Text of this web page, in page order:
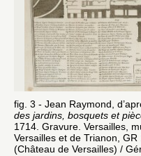
fig. 3 - Jean Raymond,
des jardins, bosquets et
1714. Gravure. Versailles,
Versailles et de Trianon,
(Château de Versailles) /